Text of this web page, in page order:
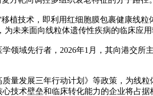
技术，即利用红细胞膜包裹健康线粒
未来面向线粒体遗传性疾病的临床应用
域先行者，2026年1月，其向港交所
量发展三年行动计划》等政策，为线
技术壁垒和临床转化能力的企业将占据